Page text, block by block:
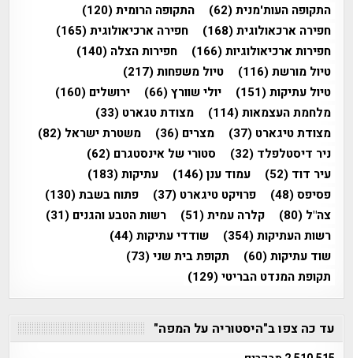
התקופה העות'מנית(62) התקופה הרומית(120)
חפירה ארכאולוגית(168) חפירה ארכיאולוגית(165)
חפירות ארכיאולוגיות(166) חפירות הצלה (140)
טיול מורשת(116) טיול משפחות(217)
טיול עתיקות(151) יולי שוורץ(66) ירושלים (160)
מלחמת העצמאות(114) מצודת טגארט (33)
מצודת טיגארט (37) מצרים (36) משטרת ישראל (82)
ניר דיסטלפלד (32) סטורי של אינסטגרם (62)
עיר דוד (52) עמוד ענן(146) עתיקות(183)
פסיפס(48) פרויקט טיגארט (37) פתוח בשבת(130)
צה"ל (80) קלרה עמית(51) רשות הטבע והגנים (31)
רשות העתיקות(354) שודדי עתיקות(44)
שוד עתיקות(60) תקופת בית שני(73)
תקופת המנדט הבריטי(129)
עד כה צפו ב"היסטוריה על המפה"